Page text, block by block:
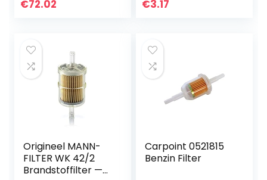
Montage Met
€72.02 €3.17
Origineel MANN-
FILTER WK 42/2
Brandstoffilter —
Carpoint 0521815
Benzin Filter